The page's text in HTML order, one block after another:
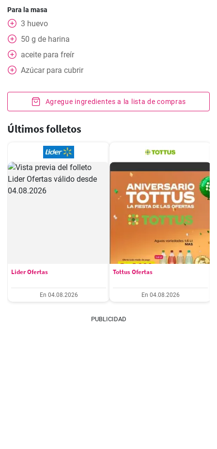
Para la masa
3 huevo
50 g de harina
aceite para freír
Azúcar para cubrir
Agregue ingredientes a la lista de compras
Últimos folletos
Lider Ofertas
En 04.08.2026
Tottus Ofertas
En 04.08.2026
PUBLICIDAD